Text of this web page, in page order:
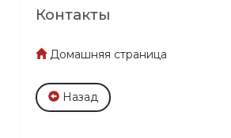
Контакты
Домашняя страница
Назад